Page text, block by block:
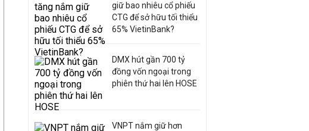
giữ bao nhiêu cổ phiếu
CTG để sở hữu tối thiểu
65% VietinBank?
DMX hút gần 700 tỷ
đồng vốn ngoại trong
phiên thứ hai lên HOSE
VNPT nắm giữ hơn